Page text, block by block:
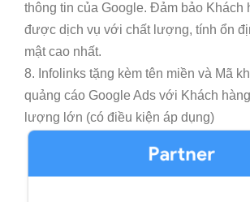
thông tin của Google. Đảm bảo Khách
được dịch vụ với chất lượng, tính ổn
mật cao nhất.
8. Infolinks tặng kèm tên miền và Mã
quảng cáo Google Ads với Khách
lượng lớn (có điều kiện áp dụng)